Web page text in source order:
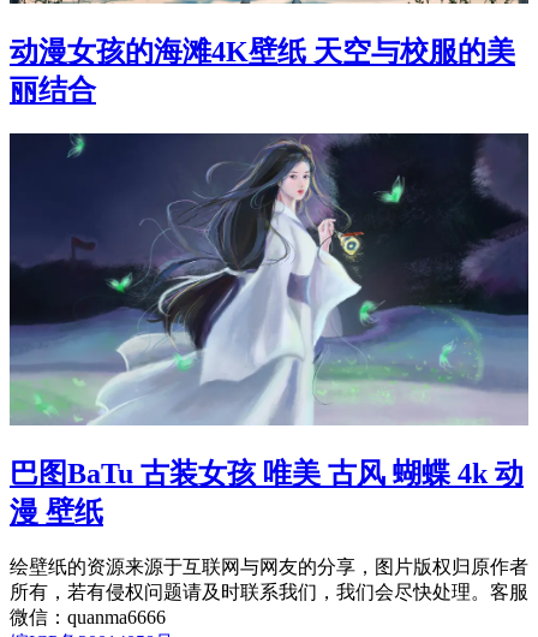
动漫女孩的海滩4K壁纸 天空与校服的美
丽结合
巴图BaTu 古装女孩 唯美 古风 蝴蝶 4k 动
漫 壁纸
绘壁纸的资源来源于互联网与网友的分享，图片版权归原作者
所有，若有侵权问题请及时联系我们，我们会尽快处理。客服
微信：quanma6666